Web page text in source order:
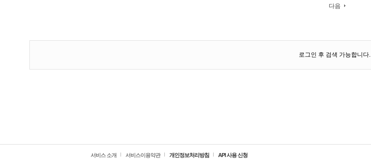
다음
로그인 후 검색 가능합니다.
서비스 소개 서비스이용약관 개인정보처리방침 API 사용 신청